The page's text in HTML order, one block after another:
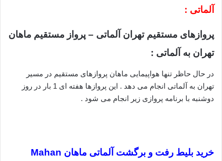
آلماتی :
پروازهای مستقیم تهران آلماتی – پرواز مستقیم ماهان
تهران به آلماتی :
در حال حاظر تنها هواپیمایی ماهان پروازهای مستقیم در مسیر
تهران به آلماتی انجام می دهد . این پروازها هفته ای 1 بار در روز
دوشنبه با برنامه پروازی زیر انجام می شود .
خرید بلیط رفت و برگشت آلماتی ماهان Mahan